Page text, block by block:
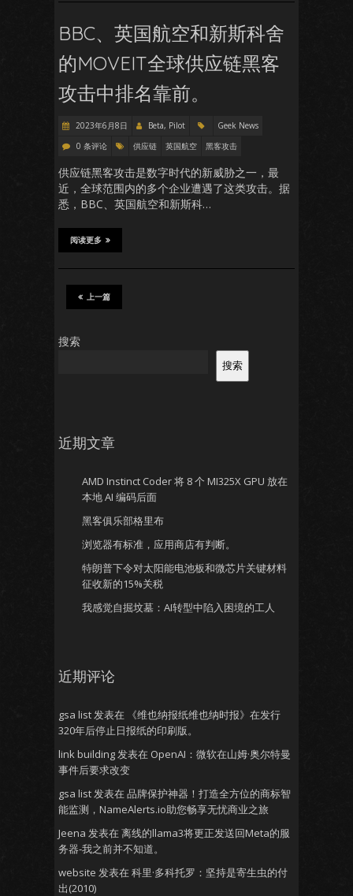
BBC、英国航空和新斯科舍
的MOVEIT全球供应链黑客
攻击中排名靠前。
2023年6月8日 Beta, Pilot
Geek News
0 条评论
供应链 英国航空 黑客攻击
供应链黑客攻击是数字时代的新威胁之一，最
近，全球范围内的多个企业遭遇了这类攻击。据
悉，BBC、英国航空和新斯科…
阅读更多
上一篇
搜索
搜索
近期文章
AMD Instinct Coder 将 8 个 MI325X GPU 放在
本地 AI 编码后面
黑客俱乐部格里布
浏览器有标准，应用商店有判断。
特朗普下令对太阳能电池板和微芯片关键材料
征收新的15%关税
我感觉自掘坟墓：AI转型中陷入困境的工人
近期评论
gsa list发表在
《维也纳报纸维也纳时报》在发行
320年后停止日报纸的印刷版。
link building发表在 OpenAI：微软在山姆·奥尔特曼
事件后要求改变
gsa list发表在 品牌保护神器！打造全方位的商标智
能监测，NameAlerts.io助您畅享无忧商业之旅
Jeena 发表在 离线的llama3将更正发送回Meta的服
务器-我之前并不知道。
website 发表在 科里·多科托罗：坚持是寄生虫的付
出(2010)